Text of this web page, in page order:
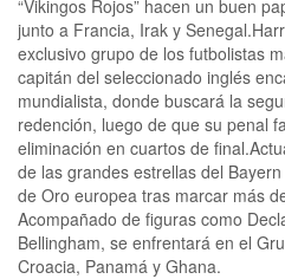
“Vikingos Rojos” hacen un buen
junto a Francia, Irak y
exclusivo grupo de los futbolistas
capitán del seleccionado inglés
mundialista, donde buscará la
redención, luego de que su penal
eliminación en cuartos de
de las grandes estrellas del
de Oro europea tras marcar más
Acompañado de figuras como
Bellingham, se enfrentará en el
Croacia, Panamá y Ghana.